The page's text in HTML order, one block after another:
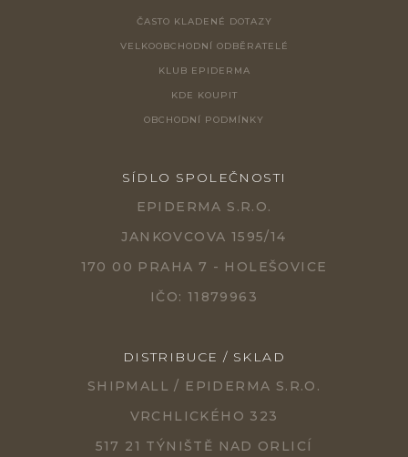
ČASTO KLADENÉ DOTAZY
VELKOOBCHODNÍ ODBĚRATELÉ
KLUB EPIDERMA
KDE KOUPIT
OBCHODNÍ PODMÍNKY
SÍDLO SPOLEČNOSTI
EPIDERMA S.R.O.
JANKOVCOVA 1595/14
170 00 PRAHA 7 - HOLEŠOVICE
IČO: 11879963
DISTRIBUCE / SKLAD
SHIPMALL / EPIDERMA S.R.O.
VRCHLICKÉHO 323
517 21 TÝNIŠTĚ NAD ORLICÍ